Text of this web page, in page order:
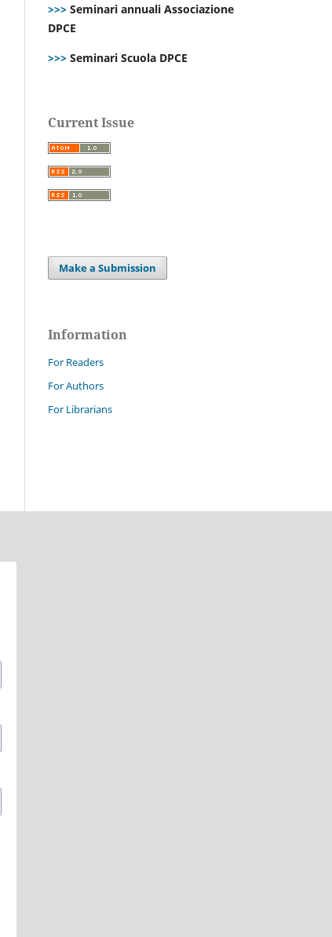
>>> Seminari annuali Associazione
DPCE
>>> Seminari Scuola DPCE
Current Issue
Make a Submission
Information
For Readers
For Authors
For Librarians